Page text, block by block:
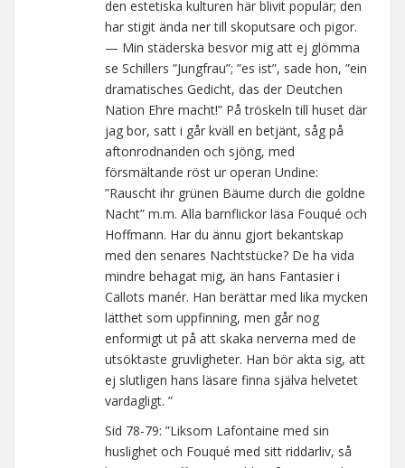
den estetiska kulturen här blivit populär; den
har stigit ända ner till skoputsare och pigor.
— Min städerska besvor mig att ej glömma
se Schillers ”Jungfrau”; ”es ist”, sade hon, ”ein
dramatisches Gedicht, das der Deutchen
Nation Ehre macht!” På tröskeln till huset där
jag bor, satt i går kväll en betjänt, såg på
aftonrodnanden och sjöng, med
försmältande röst ur operan Undine:
”Rauscht ihr grünen Bäume durch die goldne
Nacht” m.m. Alla barnflickor läsa Fouqué och
Hoffmann. Har du ännu gjort bekantskap
med den senares Nachtstücke? De ha vida
mindre behagat mig, än hans Fantasier i
Callots manér. Han berättar med lika mycken
lätthet som uppfinning, men går nog
enformigt ut på att skaka nerverna med de
utsöktaste gruvligheter. Han bör akta sig, att
ej slutligen hans läsare finna själva helvetet
vardagligt. ”
Sid 78-79: ”Liksom Lafontaine med sin
huslighet och Fouqué med sitt riddarliv, så